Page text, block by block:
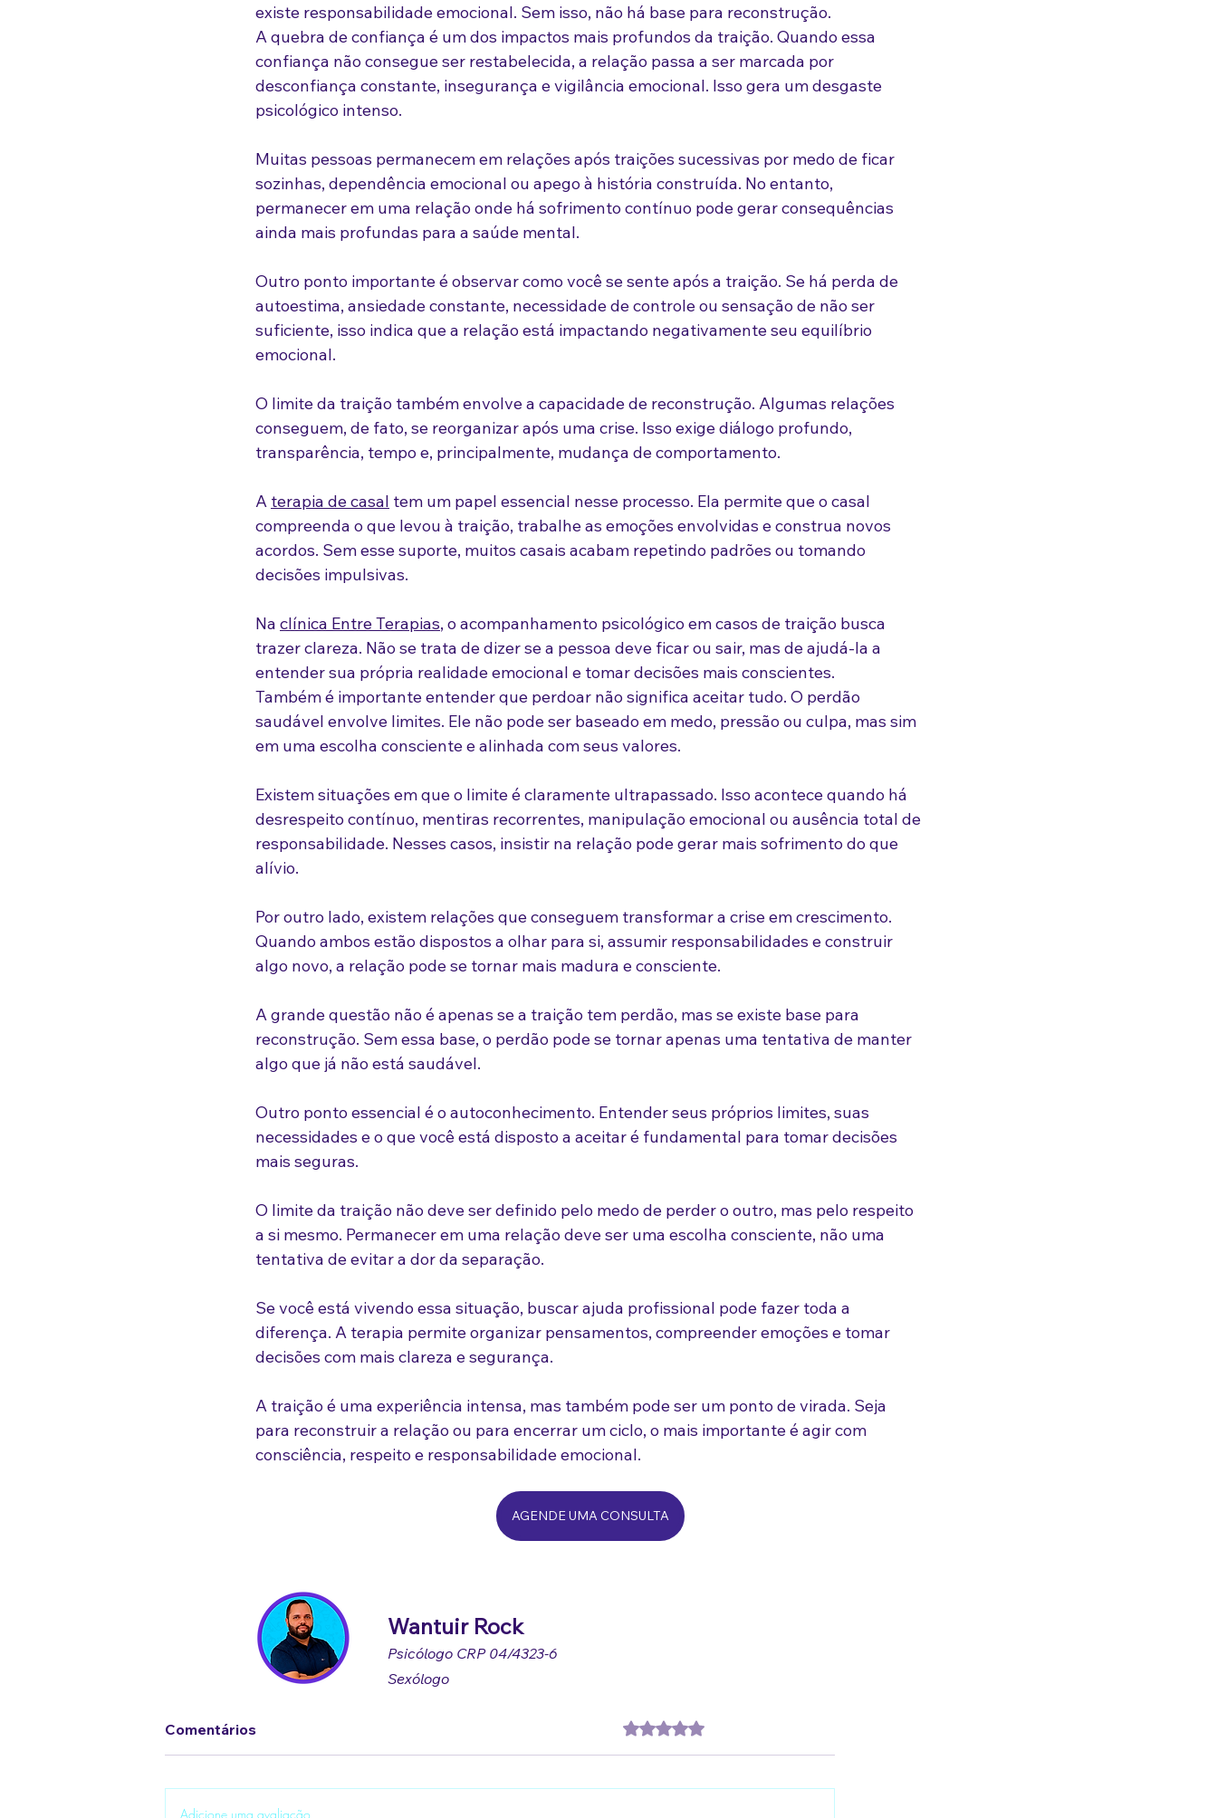
existe responsabilidade emocional. Sem isso, não há base para reconstrução.
A quebra de confiança é um dos impactos mais profundos da traição. Quando essa
confiança não consegue ser restabelecida, a relação passa a ser marcada por
desconfiança constante, insegurança e vigilância emocional. Isso gera um desgaste
psicológico intenso.
Muitas pessoas permanecem em relações após traições sucessivas por medo de ficar
sozinhas, dependência emocional ou apego à história construída. No entanto,
permanecer em uma relação onde há sofrimento contínuo pode gerar consequências
ainda mais profundas para a saúde mental.
Outro ponto importante é observar como você se sente após a traição. Se há perda de
autoestima, ansiedade constante, necessidade de controle ou sensação de não ser
suficiente, isso indica que a relação está impactando negativamente seu equilíbrio
emocional.
O limite da traição também envolve a capacidade de reconstrução. Algumas relações
conseguem, de fato, se reorganizar após uma crise. Isso exige diálogo profundo,
transparência, tempo e, principalmente, mudança de comportamento.
A terapia de casal tem um papel essencial nesse processo. Ela permite que o casal
compreenda o que levou à traição, trabalhe as emoções envolvidas e construa novos
acordos. Sem esse suporte, muitos casais acabam repetindo padrões ou tomando
decisões impulsivas.
Na clínica Entre Terapias, o acompanhamento psicológico em casos de traição busca
trazer clareza. Não se trata de dizer se a pessoa deve ficar ou sair, mas de ajudá-la a
entender sua própria realidade emocional e tomar decisões mais conscientes.
Também é importante entender que perdoar não significa aceitar tudo. O perdão
saudável envolve limites. Ele não pode ser baseado em medo, pressão ou culpa, mas sim
em uma escolha consciente e alinhada com seus valores.
Existem situações em que o limite é claramente ultrapassado. Isso acontece quando há
desrespeito contínuo, mentiras recorrentes, manipulação emocional ou ausência total de
responsabilidade. Nesses casos, insistir na relação pode gerar mais sofrimento do que
alívio.
Por outro lado, existem relações que conseguem transformar a crise em crescimento.
Quando ambos estão dispostos a olhar para si, assumir responsabilidades e construir
algo novo, a relação pode se tornar mais madura e consciente.
A grande questão não é apenas se a traição tem perdão, mas se existe base para
reconstrução. Sem essa base, o perdão pode se tornar apenas uma tentativa de manter
algo que já não está saudável.
Outro ponto essencial é o autoconhecimento. Entender seus próprios limites, suas
necessidades e o que você está disposto a aceitar é fundamental para tomar decisões
mais seguras.
O limite da traição não deve ser definido pelo medo de perder o outro, mas pelo respeito
a si mesmo. Permanecer em uma relação deve ser uma escolha consciente, não uma
tentativa de evitar a dor da separação.
Se você está vivendo essa situação, buscar ajuda profissional pode fazer toda a
diferença. A terapia permite organizar pensamentos, compreender emoções e tomar
decisões com mais clareza e segurança.
A traição é uma experiência intensa, mas também pode ser um ponto de virada. Seja
para reconstruir a relação ou para encerrar um ciclo, o mais importante é agir com
consciência, respeito e responsabilidade emocional.
AGENDE UMA CONSULTA
Wantuir Rock
Psicólogo CRP 04/4323-6
Sexólogo
Comentários Avaliado com 0 de 5 estrelas.
Adicione uma avaliação